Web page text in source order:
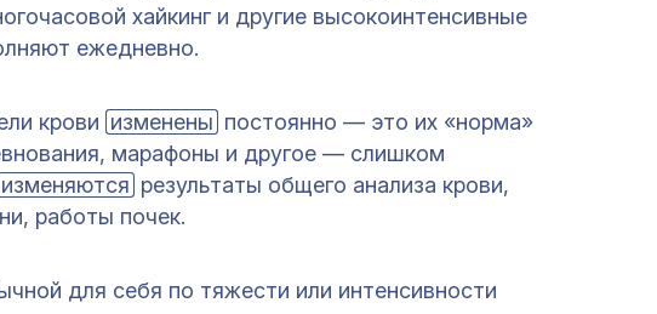
хайкинг и другие высокоинтенсивные
ежедневно.
крови изменены постоянно — это их «норма»
марафоны и другое — слишком
изменяются результаты общего анализа крови,
работы почек.
для себя по тяжести или интенсивности